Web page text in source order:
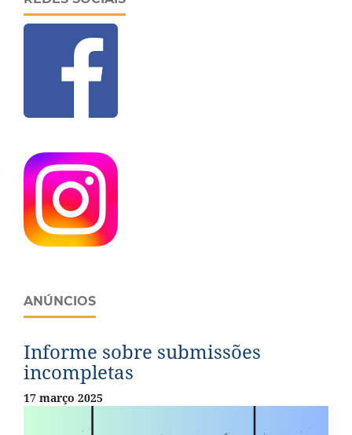
ANÚNCIOS
Informe sobre submissões
incompletas
17 março 2025